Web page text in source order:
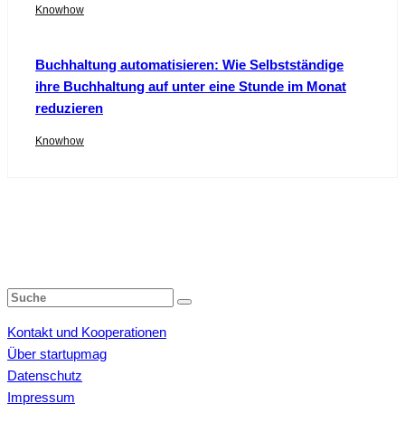
Knowhow
Buchhaltung automatisieren: Wie Selbstständige
ihre Buchhaltung auf unter eine Stunde im Monat
reduzieren
Knowhow
Kontakt und Kooperationen
Über startupmag
Datenschutz
Impressum